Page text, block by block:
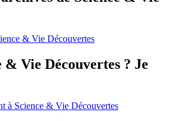
& Vie Découvertes
& Vie Découvertes ? Je
à Science & Vie Découvertes